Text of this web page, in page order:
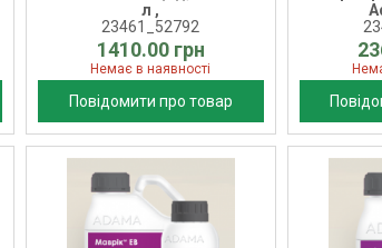
л ,
23461_52792
1410.00 грн
Немає в наявності
Повідомити про товар